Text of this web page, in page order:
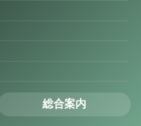
総合案内